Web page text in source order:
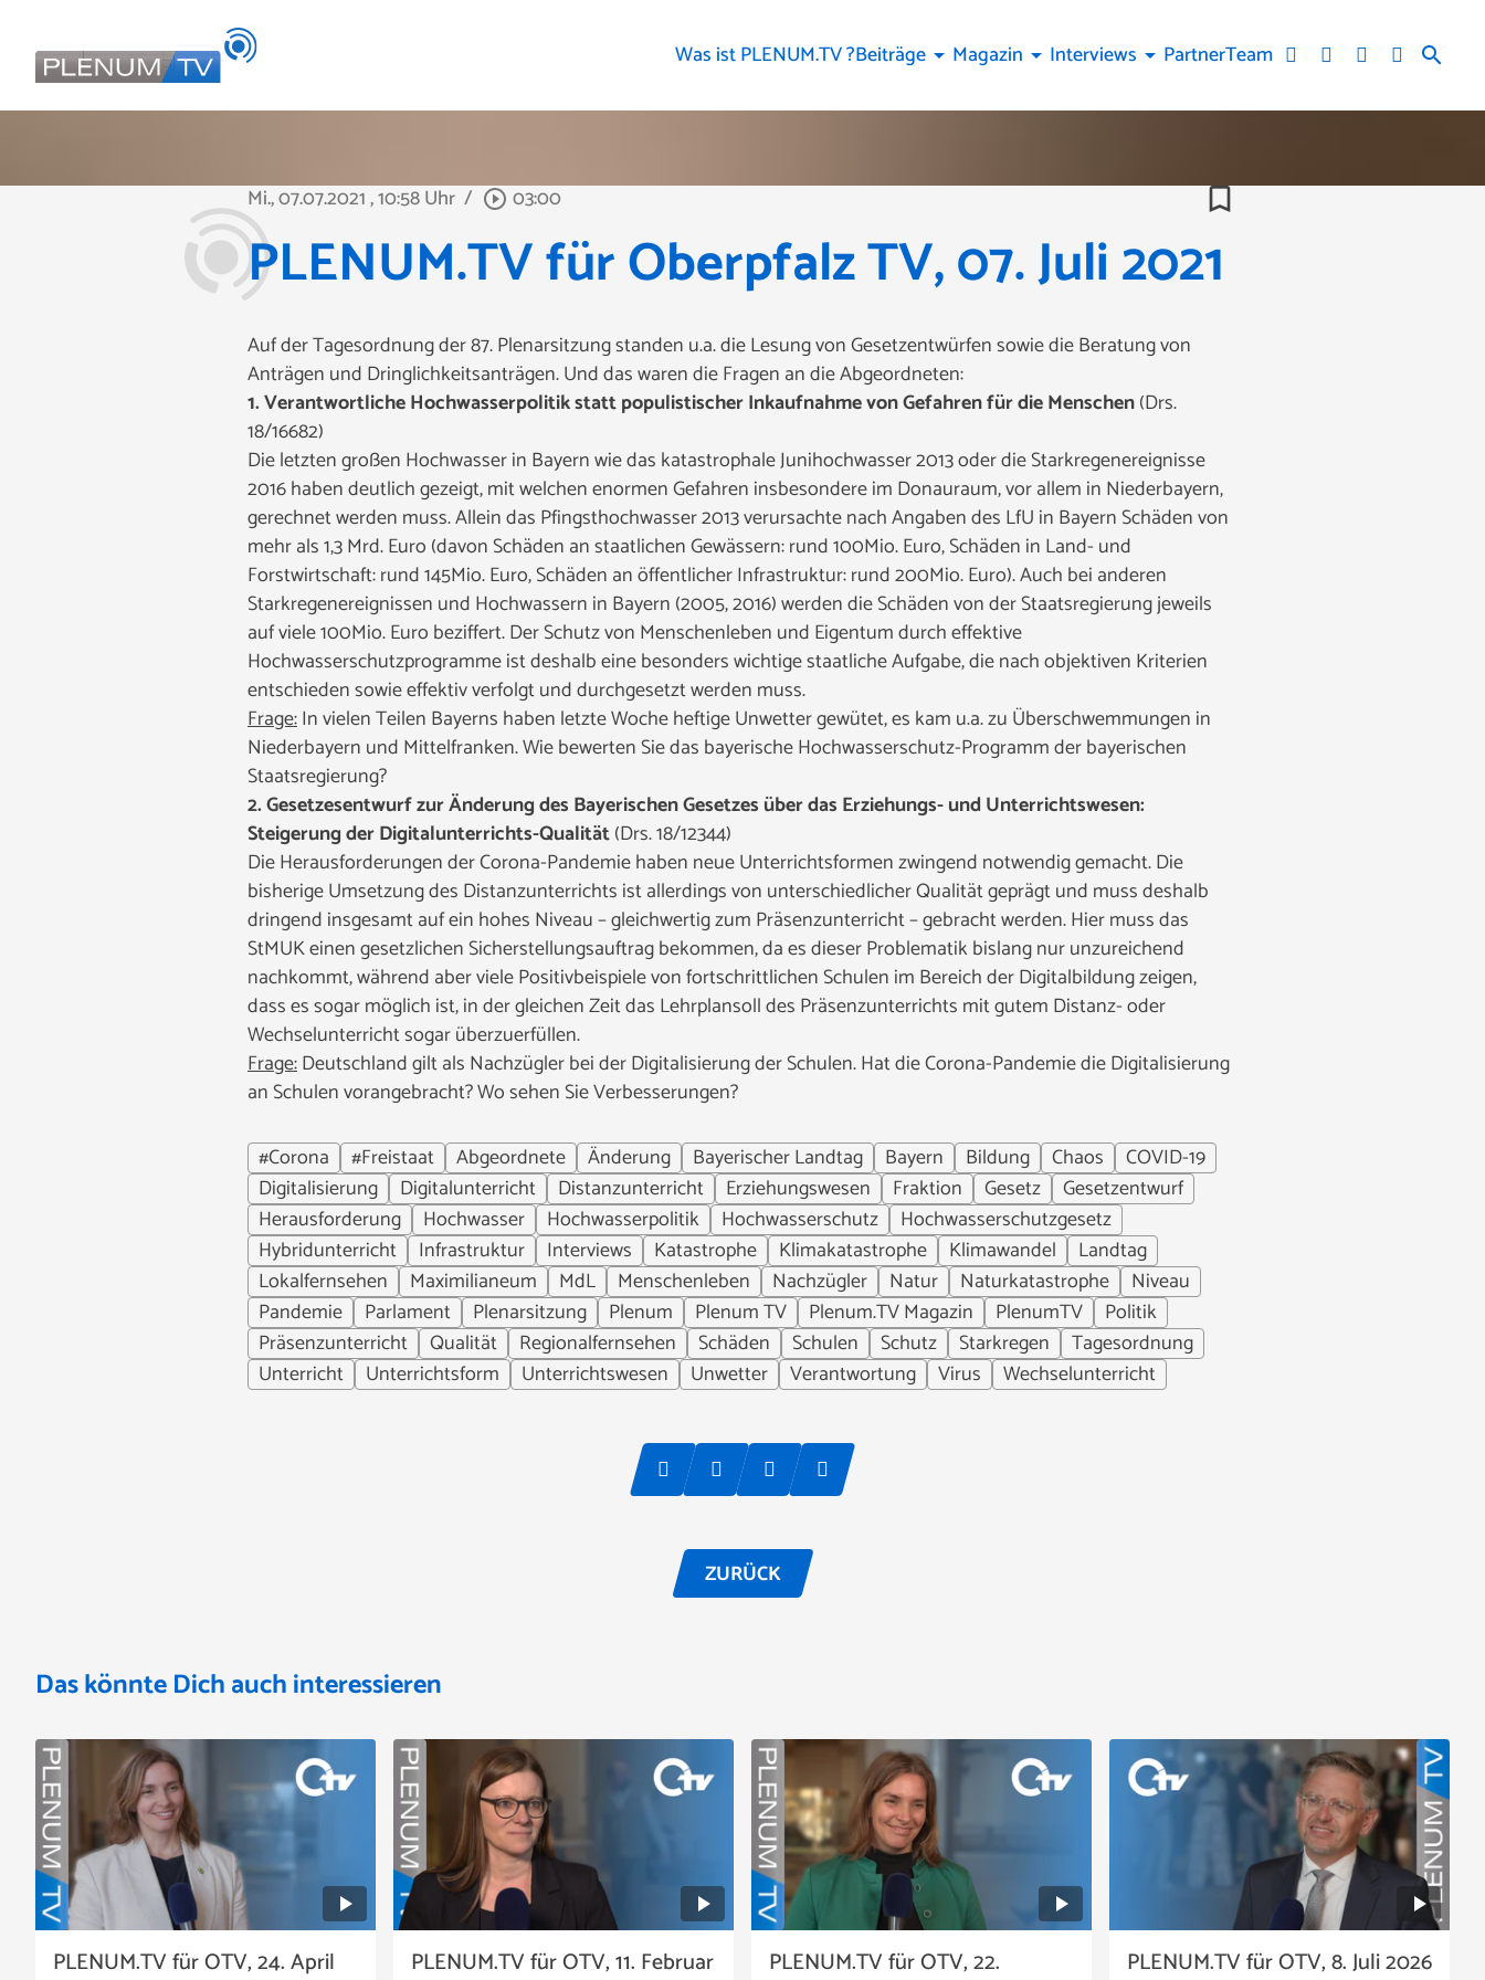
search
Was ist PLENUM.TV ?Beiträge arrow_drop_down Magazin arrow_drop_down Interviews arrow_drop_down PartnerTeam
Mi., 07.07.2021, 10:58 Uhr / play_circle_outline 03:00 bookmark_border
PLENUM.TV für Oberpfalz TV, 07. Juli 2021
Auf der Tagesordnung der 87. Plenarsitzung standen u.a. die Lesung von Gesetzentwürfen sowie die Beratung von
Anträgen und Dringlichkeitsanträgen. Und das waren die Fragen an die Abgeordneten:
1. Verantwortliche Hochwasserpolitik statt populistischer Inkaufnahme von Gefahren für die Menschen(Drs.
18/16682)
Die letzten großen Hochwasser in Bayern wie das katastrophale Junihochwasser 2013 oder die Starkregenereignisse
2016 haben deutlich gezeigt, mit welchen enormen Gefahren insbesondere im Donauraum, vor allem in Niederbayern,
gerechnet werden muss. Allein das Pfingsthochwasser 2013 verursachte nach Angaben des LfU in Bayern Schäden von
mehr als 1,3 Mrd. Euro (davon Schäden an staatlichen Gewässern: rund 100Mio. Euro, Schäden in Land- und
Forstwirtschaft: rund 145Mio. Euro, Schäden an öffentlicher Infrastruktur: rund 200Mio. Euro). Auch bei anderen
Starkregenereignissen und Hochwassern in Bayern (2005, 2016) werden die Schäden von der Staatsregierung jeweils
auf viele 100Mio. Euro beziffert. Der Schutz von Menschenleben und Eigentum durch effektive
Hochwasserschutzprogramme ist deshalb eine besonders wichtige staatliche Aufgabe, die nach objektiven Kriterien
entschieden sowie effektiv verfolgt und durchgesetzt werden muss.
Frage:In vielen Teilen Bayerns haben letzte Woche heftige Unwetter gewütet, es kam u.a. zu Überschwemmungen in
Niederbayern und Mittelfranken. Wie bewerten Sie das bayerische Hochwasserschutz-Programm der bayerischen
Staatsregierung?
2. Gesetzesentwurf zur Änderung des Bayerischen Gesetzes über das Erziehungs- und Unterrichtswesen:
Steigerung der Digitalunterrichts-Qualität(Drs. 18/12344)
Die Herausforderungen der Corona-Pandemie haben neue Unterrichtsformen zwingend notwendig gemacht. Die
bisherige Umsetzung des Distanzunterrichts ist allerdings von unterschiedlicher Qualität geprägt und muss deshalb
dringend insgesamt auf ein hohes Niveau – gleichwertig zum Präsenzunterricht – gebracht werden. Hier muss das
StMUK einen gesetzlichen Sicherstellungsauftrag bekommen, da es dieser Problematik bislang nur unzureichend
nachkommt, während aber viele Positivbeispiele von fortschrittlichen Schulen im Bereich der Digitalbildung zeigen,
dass es sogar möglich ist, in der gleichen Zeit das Lehrplansoll des Präsenzunterrichts mit gutem Distanz- oder
Wechselunterricht sogar überzuerfüllen.
Frage:Deutschland gilt als Nachzügler bei der Digitalisierung der Schulen. Hat die Corona-Pandemie die Digitalisierung
an Schulen vorangebracht? Wo sehen Sie Verbesserungen?
#Corona
#Freistaat Abgeordnete Änderung Bayerischer Landtag Bayern Bildung Chaos
COVID-19
Digitalisierung
Digitalunterricht Distanzunterricht Erziehungswesen Fraktion Gesetz
Gesetzentwurf
Herausforderung
Hochwasser Hochwasserpolitik Hochwasserschutz
Hochwasserschutzgesetz
Hybridunterricht
Infrastruktur Interviews Katastrophe Klimakatastrophe Klimawandel
Landtag
Lokalfernsehen
Maximilianeum MdL Menschenleben Nachzügler Natur Naturkatastrophe
Niveau
Pandemie
Parlament Plenarsitzung Plenum Plenum TV Plenum.TV Magazin PlenumTV
Politik
Präsenzunterricht
Qualität Regionalfernsehen Schäden Schulen Schutz Starkregen
Tagesordnung
Unterricht
Unterrichtsform Unterrichtswesen Unwetter Verantwortung Virus Wechselunterricht
ZURÜCK
Das könnte Dich auch interessieren
PLENUM.TV für OTV, 24. April
PLENUM.TV für OTV, 11. Februar
PLENUM.TV für OTV, 22.
PLENUM.TV für OTV, 8. Juli 2026